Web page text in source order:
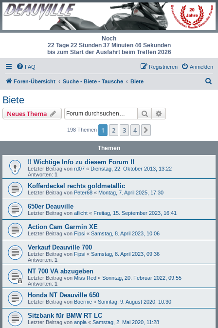
Noch
22 Tage 22 Stunden 37 Minuten 46 Sekunden
bis zum Start der Ausfahrt beim Treffen 2026
FAQ Anmelden
Registrieren
Foren-Übersicht Suche - Biete - Tausche Biete
Biete
Neues Thema Suche
198 Themen 1 2 3 4
Themen
!! Wichtige Info zu diesem Forum !!
Letzter Beitrag von rd07 « Dienstag, 22. Oktober 2013, 13:22
Antworten: 1
Kofferdeckel rechts goldmetallic
Letzter Beitrag von Peter68 « Montag, 7. April 2025, 17:30
650er Deauville
Letzter Beitrag von aflicht « Freitag, 15. September 2023, 16:41
Action Cam Garmin XE
Letzter Beitrag von Fipsi « Samstag, 8. April 2023, 10:06
Verkauf Deauville 700
Letzter Beitrag von Fipsi « Samstag, 8. April 2023, 09:36
Antworten: 1
NT 700 VA abzugeben
Letzter Beitrag von Miss Red « Sonntag, 20. Februar 2022, 09:55
Antworten: 1
Honda NT Deauville 650
Letzter Beitrag von Boernie « Sonntag, 9. August 2020, 10:30
Sitzbank für BMW RT LC
Letzter Beitrag von anpla « Samstag, 2. Mai 2020, 11:28